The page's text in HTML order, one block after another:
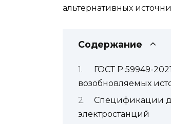
альтернативных
Содержание
ГОСТ Р 59949-
возобновляемых
Спецификации
электростанций